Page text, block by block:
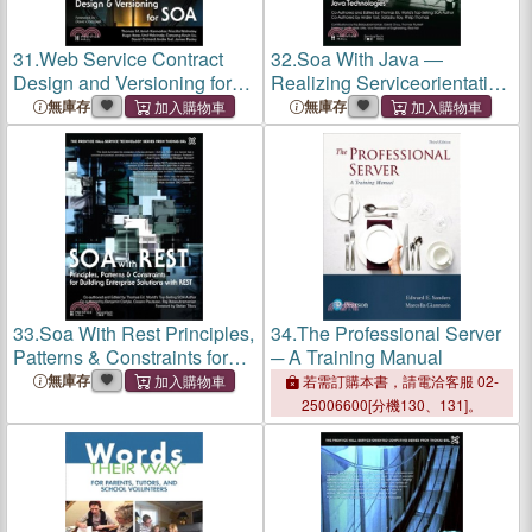
31.Web Service Contract
Design and Versioning for
Soa無庫存
32.Soa With Java ―
Realizing Serviceorientation
With Java Technologies
無庫存
33.Soa With Rest Principles,
Patterns & Constraints for
Building Enterprise
無庫存
34.The Professional Server
─ A Training Manual
若需訂購本書，請電洽客服 02-
25006600[分機130、131]。